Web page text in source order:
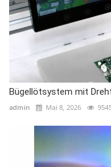
Bügellötsystem mit
admin Mai 8, 2026